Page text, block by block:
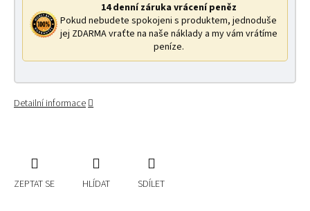
14 denní záruka vrácení peněz
Pokud nebudete spokojeni s produktem, jednoduše
jej ZDARMA vraťte na naše náklady a my vám vrátíme
peníze.
Detailní informace
ZEPTAT SE HLÍDAT SDÍLET